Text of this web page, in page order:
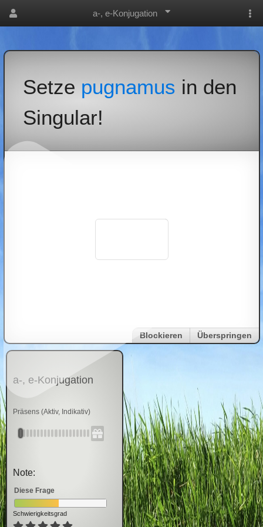
a-, e-Konjugation
Setze pugnamus in den
Singular!
Blockieren Überspringen
a-, e-Konjugation
Präsens (Aktiv, Indikativ)
Note:
Diese Frage
Schwierigkeitsgrad